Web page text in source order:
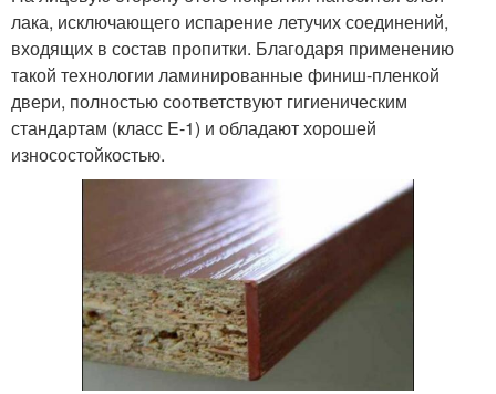
лака, исключающего испарение летучих соединений,
входящих в состав пропитки. Благодаря применению
такой технологии ламинированные финиш-пленкой
двери, полностью соответствуют гигиеническим
стандартам (класс E-1) и обладают хорошей
износостойкостью.